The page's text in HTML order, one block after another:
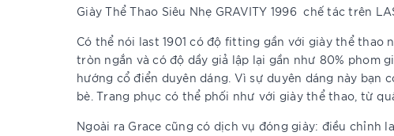
Giày Thể Thao Siêu Nhẹ GRAVITY 1996 chế tác trên
Có thể nói last 1901 có độ fitting gần với giày thể thao
tròn ngắn và có độ dầy giả lập lại gần như 80% phom
hướng cổ điển duyên dáng. Vì sự duyên dáng này
bè. Trang phục có thể phối như với giày thể thao, từ
Ngoài ra Grace cũng có dịch vụ đóng giày: điều chỉnh